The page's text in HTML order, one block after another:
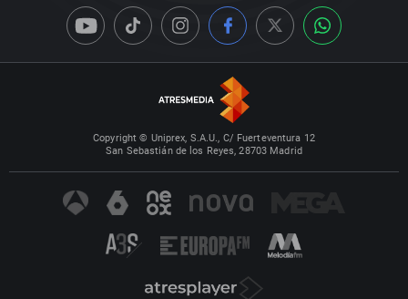
Copyright © Uniprex, S.A.U., C/ Fuerteventura 12
San Sebastián de los Reyes, 28703 Madrid